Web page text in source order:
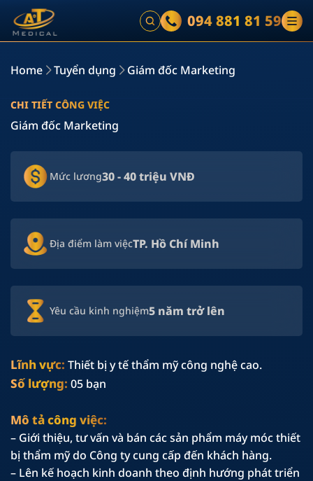
094 881 81 59
Home Tuyển dụng Giám đốc Marketing
CHI TIẾT CÔNG VIỆC
Giám đốc Marketing
Mức lương30 - 40 triệu VNĐ
Địa điểm làm việcTP. Hồ Chí Minh
Yêu cầu kinh nghiệm5 năm trở lên
Lĩnh vực: Thiết bị y tế thẩm mỹ công nghệ cao.
Số lượng: 05 bạn
Mô tả công việc:
– Giới thiệu, tư vấn và bán các sản phẩm máy móc thiết
bị thẩm mỹ do Công ty cung cấp đến khách hàng.
– Lên kế hoạch kinh doanh theo định hướng phát triển